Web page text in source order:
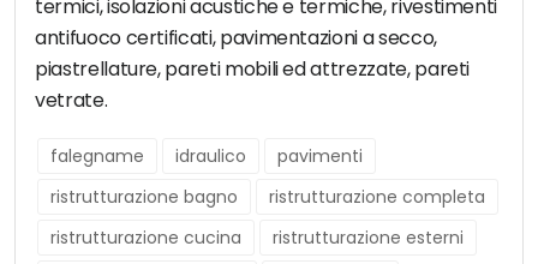
termici, isolazioni acustiche e termiche, rivestimenti
antifuoco certificati, pavimentazioni a secco,
piastrellature, pareti mobili ed attrezzate, pareti
vetrate.
falegname idraulico
pavimenti
ristrutturazione bagno
ristrutturazione completa
ristrutturazione cucina
ristrutturazione esterni